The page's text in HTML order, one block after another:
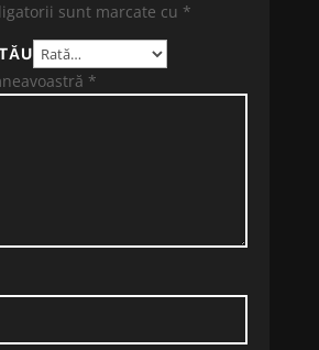
sunt marcate cu *
*